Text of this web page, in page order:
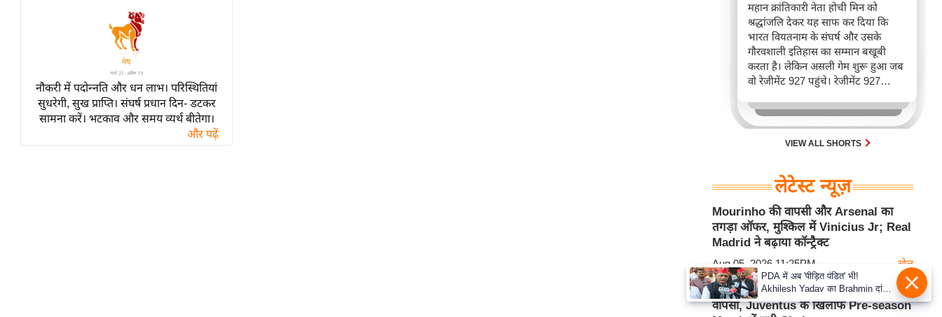
फिल्म समीक्षा
लाइफस्टाइल
टेक्नॉलॉजी
नौकरी में पदोन्नति और धन लाभ। परिस्थितियां
सुधरेगी, सुख प्राप्ति। संघर्ष प्रधान दिन- डटकर
सामना करें। भटकाव और समय व्यर्थ बीतेगा।
और पढ़ें
महान क्रांतिकारी नेता होची मिन को
श्रद्धांजलि देकर यह साफ कर दिया कि
भारत वियतनाम के संघर्ष और उसके
गौरवशाली इतिहास का सम्मान बखूबी
करता है। लेकिन असली गेम शुरू हुआ जब
वो रेजीमेंट 927 पहुंचे। रेजीमेंट 927
एयर चीफ ने सीधे वियतनामी फाइटर
पायलट से बातचीत की। वियतनाम भी सुई
30 एम के भी उड़ाता है और भारत के पास
VIEW ALL SHORTS
लेटेस्ट न्यूज़
Mourinho की वापसी और Arsenal का
तगड़ा ऑफर, मुश्किल में Vinicius Jr; Real
Madrid ने बढ़ाया कॉन्ट्रैक्ट
Aug 05, 2026 11:25PM खेल
Mikhailo Mudryk की 2 साल बाद मैदान पर
वापसी, Juventus के खिलाफ Pre-season
PDA में अब 'पीड़ित पंडित' भी!
Akhilesh Yadav का Brahmin दांव,
बोले- Krishna-Sudama की दोस्ती
पुरानी